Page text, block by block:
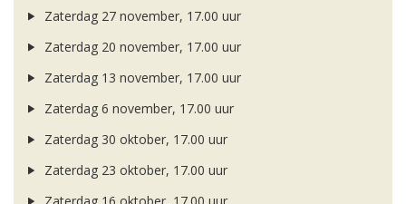
Zaterdag 27 november, 17.00 uur
Zaterdag 20 november, 17.00 uur
Zaterdag 13 november, 17.00 uur
Zaterdag 6 november, 17.00 uur
Zaterdag 30 oktober, 17.00 uur
Zaterdag 23 oktober, 17.00 uur